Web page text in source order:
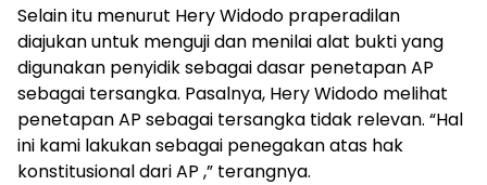
Selain itu menurut Hery Widodo praperadilan
diajukan untuk menguji dan menilai alat bukti yang
digunakan penyidik sebagai dasar penetapan AP
sebagai tersangka. Pasalnya, Hery Widodo melihat
penetapan AP sebagai tersangka tidak relevan. “Hal
ini kami lakukan sebagai penegakan atas hak
konstitusional dari AP ,” terangnya.